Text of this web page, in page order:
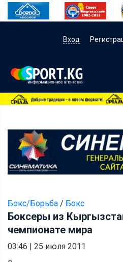
Вход
Бокс/Борьба / Бокс
Боксеры из
чемпионате мира
03:46 | 25 июля 2011